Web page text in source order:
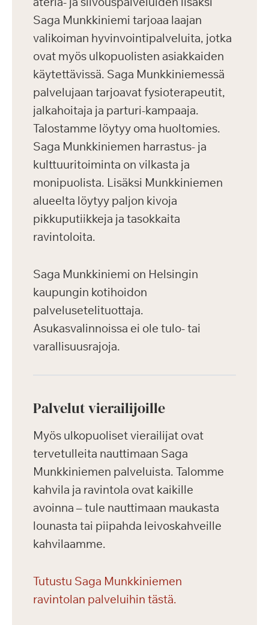
Saga Munkkiniemi tarjoaa laajan
valikoiman hyvinvointipalveluita, jotka
ovat myös ulkopuolisten asiakkaiden
käytettävissä. Saga Munkkiniemessä
palvelujaan tarjoavat fysioterapeutit,
jalkahoitaja ja parturi-kampaaja.
Talostamme löytyy oma huoltomies.
Saga Munkkiniemen harrastus- ja
kulttuuritoiminta on vilkasta ja
monipuolista. Lisäksi Munkkiniemen
alueelta löytyy paljon kivoja
pikkuputiikkeja ja tasokkaita
ravintoloita.
Saga Munkkiniemi on Helsingin
kaupungin kotihoidon
palvelusetelituottaja.
Asukasvalinnoissa ei ole tulo- tai
varallisuusrajoja.
Palvelut vierailijoille
Myös ulkopuoliset vierailijat ovat
tervetulleita nauttimaan Saga
Munkkiniemen palveluista. Talomme
kahvila ja ravintola ovat kaikille
avoinna – tule nauttimaan maukasta
lounasta tai piipahda leivoskahveille
kahvilaamme.
Tutustu Saga Munkkiniemen
ravintolan palveluihin tästä.